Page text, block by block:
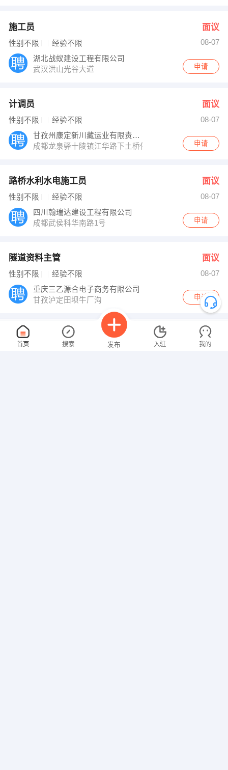
施工员 面议
性别不限 经验不限
08-07
湖北战蚁建设工程有限公司
武汉洪山光谷大道
申请
计调员 面议
性别不限 经验不限
08-07
甘孜州康定新川藏运业有限责任公司旅游分公
成都龙泉驿十陵镇江华路下土桥停车场
申请
路桥水利水电施工员 面议
性别不限 经验不限
08-07
四川翰瑞达建设工程有限公司
成都武侯科华南路1号
申请
隧道资料主管 面议
性别不限 经验不限
08-07
重庆三乙源合电子商务有限公司
甘孜泸定田坝牛厂沟
申请
资料员 面议
首页 搜索 发布 入驻 我的